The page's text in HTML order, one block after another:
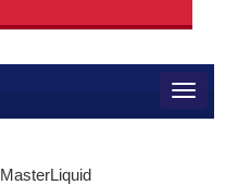
MasterLiquid